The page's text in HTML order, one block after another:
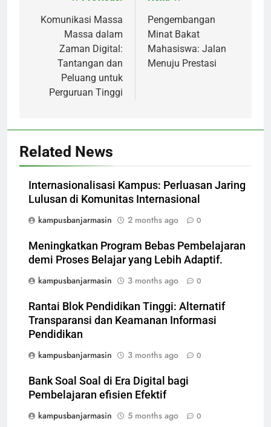
navigation
Komunikasi Massa
Massa dalam
Zaman Digital:
Tantangan dan
Peluang untuk
Perguruan Tinggi
Pengembangan
Minat Bakat
Mahasiswa: Jalan
Menuju Prestasi
Related News
Internasionalisasi Kampus: Perluasan Jaring
Lulusan di Komunitas Internasional
kampusbanjarmasin
2 months ago 0
Meningkatkan Program Bebas Pembelajaran
demi Proses Belajar yang Lebih Adaptif.
kampusbanjarmasin
3 months ago 0
Rantai Blok Pendidikan Tinggi: Alternatif
Transparansi dan Keamanan Informasi
Pendidikan
kampusbanjarmasin
3 months ago 0
Bank Soal Soal di Era Digital bagi
Pembelajaran efisien Efektif
kampusbanjarmasin
5 months ago 0